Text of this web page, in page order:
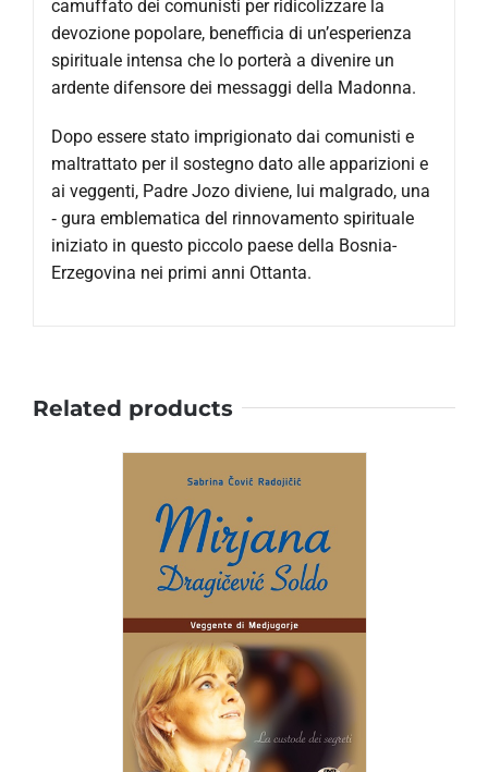
camuffato dei comunisti per ridicolizzare la
devozione popolare, benefficia di un’esperienza
spirituale intensa che lo porterà a divenire un
ardente difensore dei messaggi della Madonna.
Dopo essere stato imprigionato dai comunisti e
maltrattato per il sostegno dato alle apparizioni e
ai veggenti, Padre Jozo diviene, lui malgrado, una
‑ gura emblematica del rinnovamento spirituale
iniziato in questo piccolo paese della Bosnia-
Erzegovina nei primi anni Ottanta.
Related products